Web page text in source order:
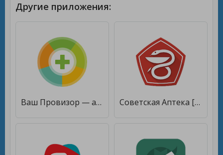
Другие приложения:
Ваш Провизор — аптека и сканер [Unlocked] Советская Аптека [Полная версия]